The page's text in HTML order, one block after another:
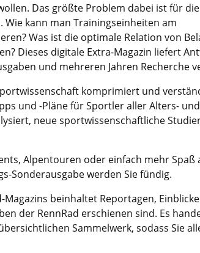
Das größte Problem dabei ist für die
kann man Trainingseinheiten am
Was ist die optimale Relation von
Dieses digitale Extra-Magazin liefert
und mehreren Jahren Recherche
komprimiert und
und -Pläne für Sportler aller Alters- und
neue sportwissenschaftliche
Alpentouren oder einfach mehr Spaß
Sonderausgabe werden Sie fündig.
Magazins beinhaltet Reportagen,
der RennRad erschienen sind. Es
Sammelwerk, sodass Sie